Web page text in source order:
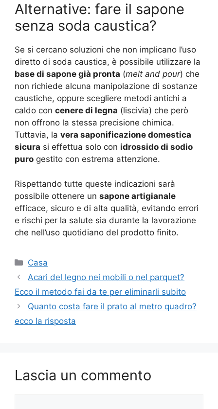
Alternative: fare il sapone
senza soda caustica?
Se si cercano soluzioni che non implicano l’uso
diretto di soda caustica, è possibile utilizzare la
base di sapone già pronta (melt and pour) che
non richiede alcuna manipolazione di sostanze
caustiche, oppure scegliere metodi antichi a
caldo con cenere di legna (liscivia) che però
non offrono la stessa precisione chimica.
Tuttavia, la vera saponificazione domestica
sicura si effettua solo con idrossido di sodio
puro gestito con estrema attenzione.
Rispettando tutte queste indicazioni sarà
possibile ottenere un sapone artigianale
efficace, sicuro e di alta qualità, evitando errori
e rischi per la salute sia durante la lavorazione
che nell’uso quotidiano del prodotto finito.
Categorie
Casa
Acari del legno nei mobili o nel parquet?
Ecco il metodo fai da te per eliminarli subito
Quanto costa fare il prato al metro quadro?
ecco la risposta
Lascia un commento